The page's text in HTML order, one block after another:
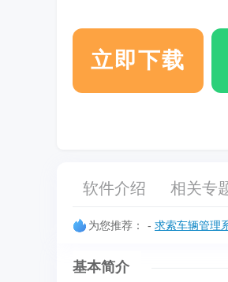
立即下载
软件介绍 相关专
为您推荐： - 求索车辆管理
基本简介